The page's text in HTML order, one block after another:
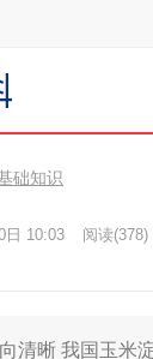
础知识
日 10:03 阅读(378)
清晰 我国玉米